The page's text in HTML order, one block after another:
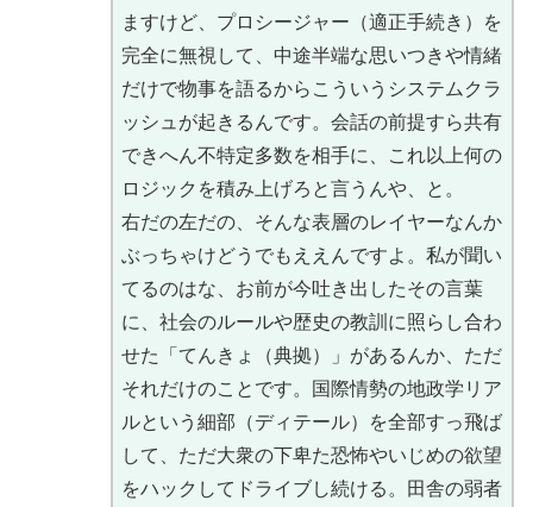
ますけど、プロシージャー（適正手続き）を
完全に無視して、中途半端な思いつきや情緒
だけで物事を語るからこういうシステムクラ
ッシュが起きるんです。会話の前提すら共有
できへん不特定多数を相手に、これ以上何の
ロジックを積み上げろと言うんや、と。
右だの左だの、そんな表層のレイヤーなんか
ぶっちゃけどうでもええんですよ。私が聞い
てるのはな、お前が今吐き出したその言葉
に、社会のルールや歴史の教訓に照らし合わ
せた「てんきょ（典拠）」があるんか、ただ
それだけのことです。国際情勢の地政学リア
ルという細部（ディテール）を全部すっ飛ば
して、ただ大衆の下卑た恐怖やいじめの欲望
をハックしてドライブし続ける。田舎の弱者